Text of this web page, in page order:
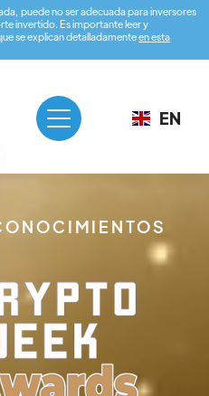
puede no ser adecuada para inversores
invertido. Es importante leer y
se explican detalladamenteen esta
EN